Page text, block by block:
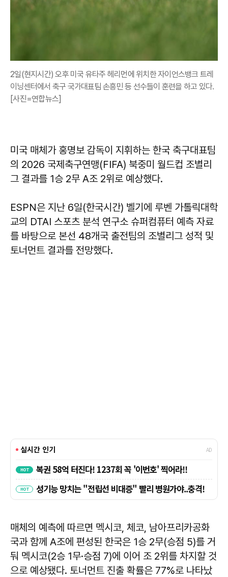
2일(현지시간) 오후 미국 유타주 헤리먼에 위치한 자이언스뱅크 트레
이닝센터에서 축구 국가대표팀 손흥민 등 선수들이 훈련을 하고 있다.
[사진=연합뉴스]
미국 매체가 홍명보 감독이 지휘하는 한국 축구대표팀
의 2026 국제축구연맹(FIFA) 북중미 월드컵 조별리
그 결과를 1승 2무 A조 2위로 예상했다.
ESPN은 지난 6일(한국시간) 벨기에 루벤 가톨릭대학
교의 DTAI 스포츠 분석 연구소 슈퍼컴퓨터 예측 자료
를 바탕으로 본선 48개국 출전팀의 조별리그 성적 및
토너먼트 결과를 전망했다.
매체의 예측에 따르면 멕시코, 체코, 남아프리카공화
국과 함께 A조에 편성된 한국은 1승 2무(승점 5)를 거
둬 멕시코(2승 1무·승점 7)에 이어 조 2위를 차지할 것
으로 예상됐다. 토너먼트 진출 확률은 77%로 나타났